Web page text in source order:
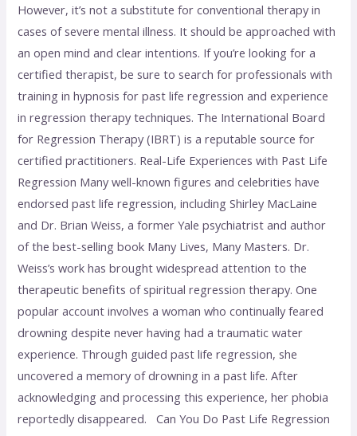
However, it’s not a substitute for conventional therapy in
cases of severe mental illness. It should be approached with
an open mind and clear intentions. If you’re looking for a
certified therapist, be sure to search for professionals with
training in hypnosis for past life regression and experience
in regression therapy techniques. The International Board
for Regression Therapy (IBRT) is a reputable source for
certified practitioners. Real-Life Experiences with Past Life
Regression Many well-known figures and celebrities have
endorsed past life regression, including Shirley MacLaine
and Dr. Brian Weiss, a former Yale psychiatrist and author
of the best-selling book Many Lives, Many Masters. Dr.
Weiss’s work has brought widespread attention to the
therapeutic benefits of spiritual regression therapy. One
popular account involves a woman who continually feared
drowning despite never having had a traumatic water
experience. Through guided past life regression, she
uncovered a memory of drowning in a past life. After
acknowledging and processing this experience, her phobia
reportedly disappeared. Can You Do Past Life Regression